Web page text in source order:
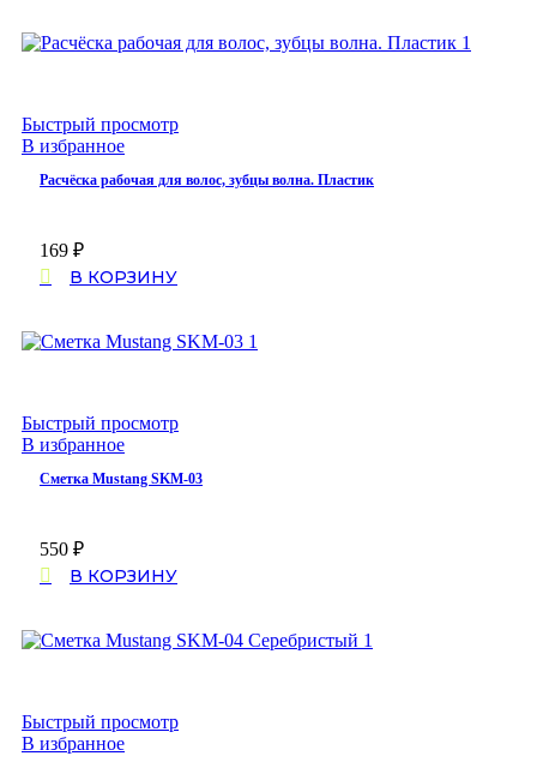
Быстрый просмотр
В избранное
Расчёска рабочая для волос, зубцы волна. Пластик
169 ₽
В КОРЗИНУ
Быстрый просмотр
В избранное
Сметка Mustang SKM-03
550 ₽
В КОРЗИНУ
Быстрый просмотр
В избранное